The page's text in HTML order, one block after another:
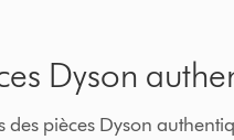
Dyson
des pièces Dyson